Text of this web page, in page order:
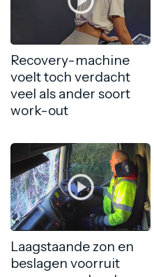
Recovery-machine
voelt toch verdacht
veel als ander soort
work-out
Laagstaande zon en
beslagen voorruit